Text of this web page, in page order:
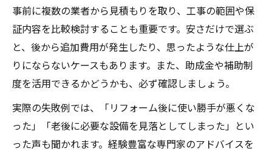
事前に複数の業者から見積もりを取り、工事の範囲や保
証内容を比較検討することも重要です。安さだけで選ぶ
と、後から追加費用が発生したり、思ったような仕上が
りにならないケースもあります。また、助成金や補助制
度を活用できるかどうかも、必ず確認しましょう。
実際の失敗例では、「リフォーム後に使い勝手が悪くな
った」「老後に必要な設備を見落としてしまった」とい
った声も聞かれます。経験豊富な専門家のアドバイスを